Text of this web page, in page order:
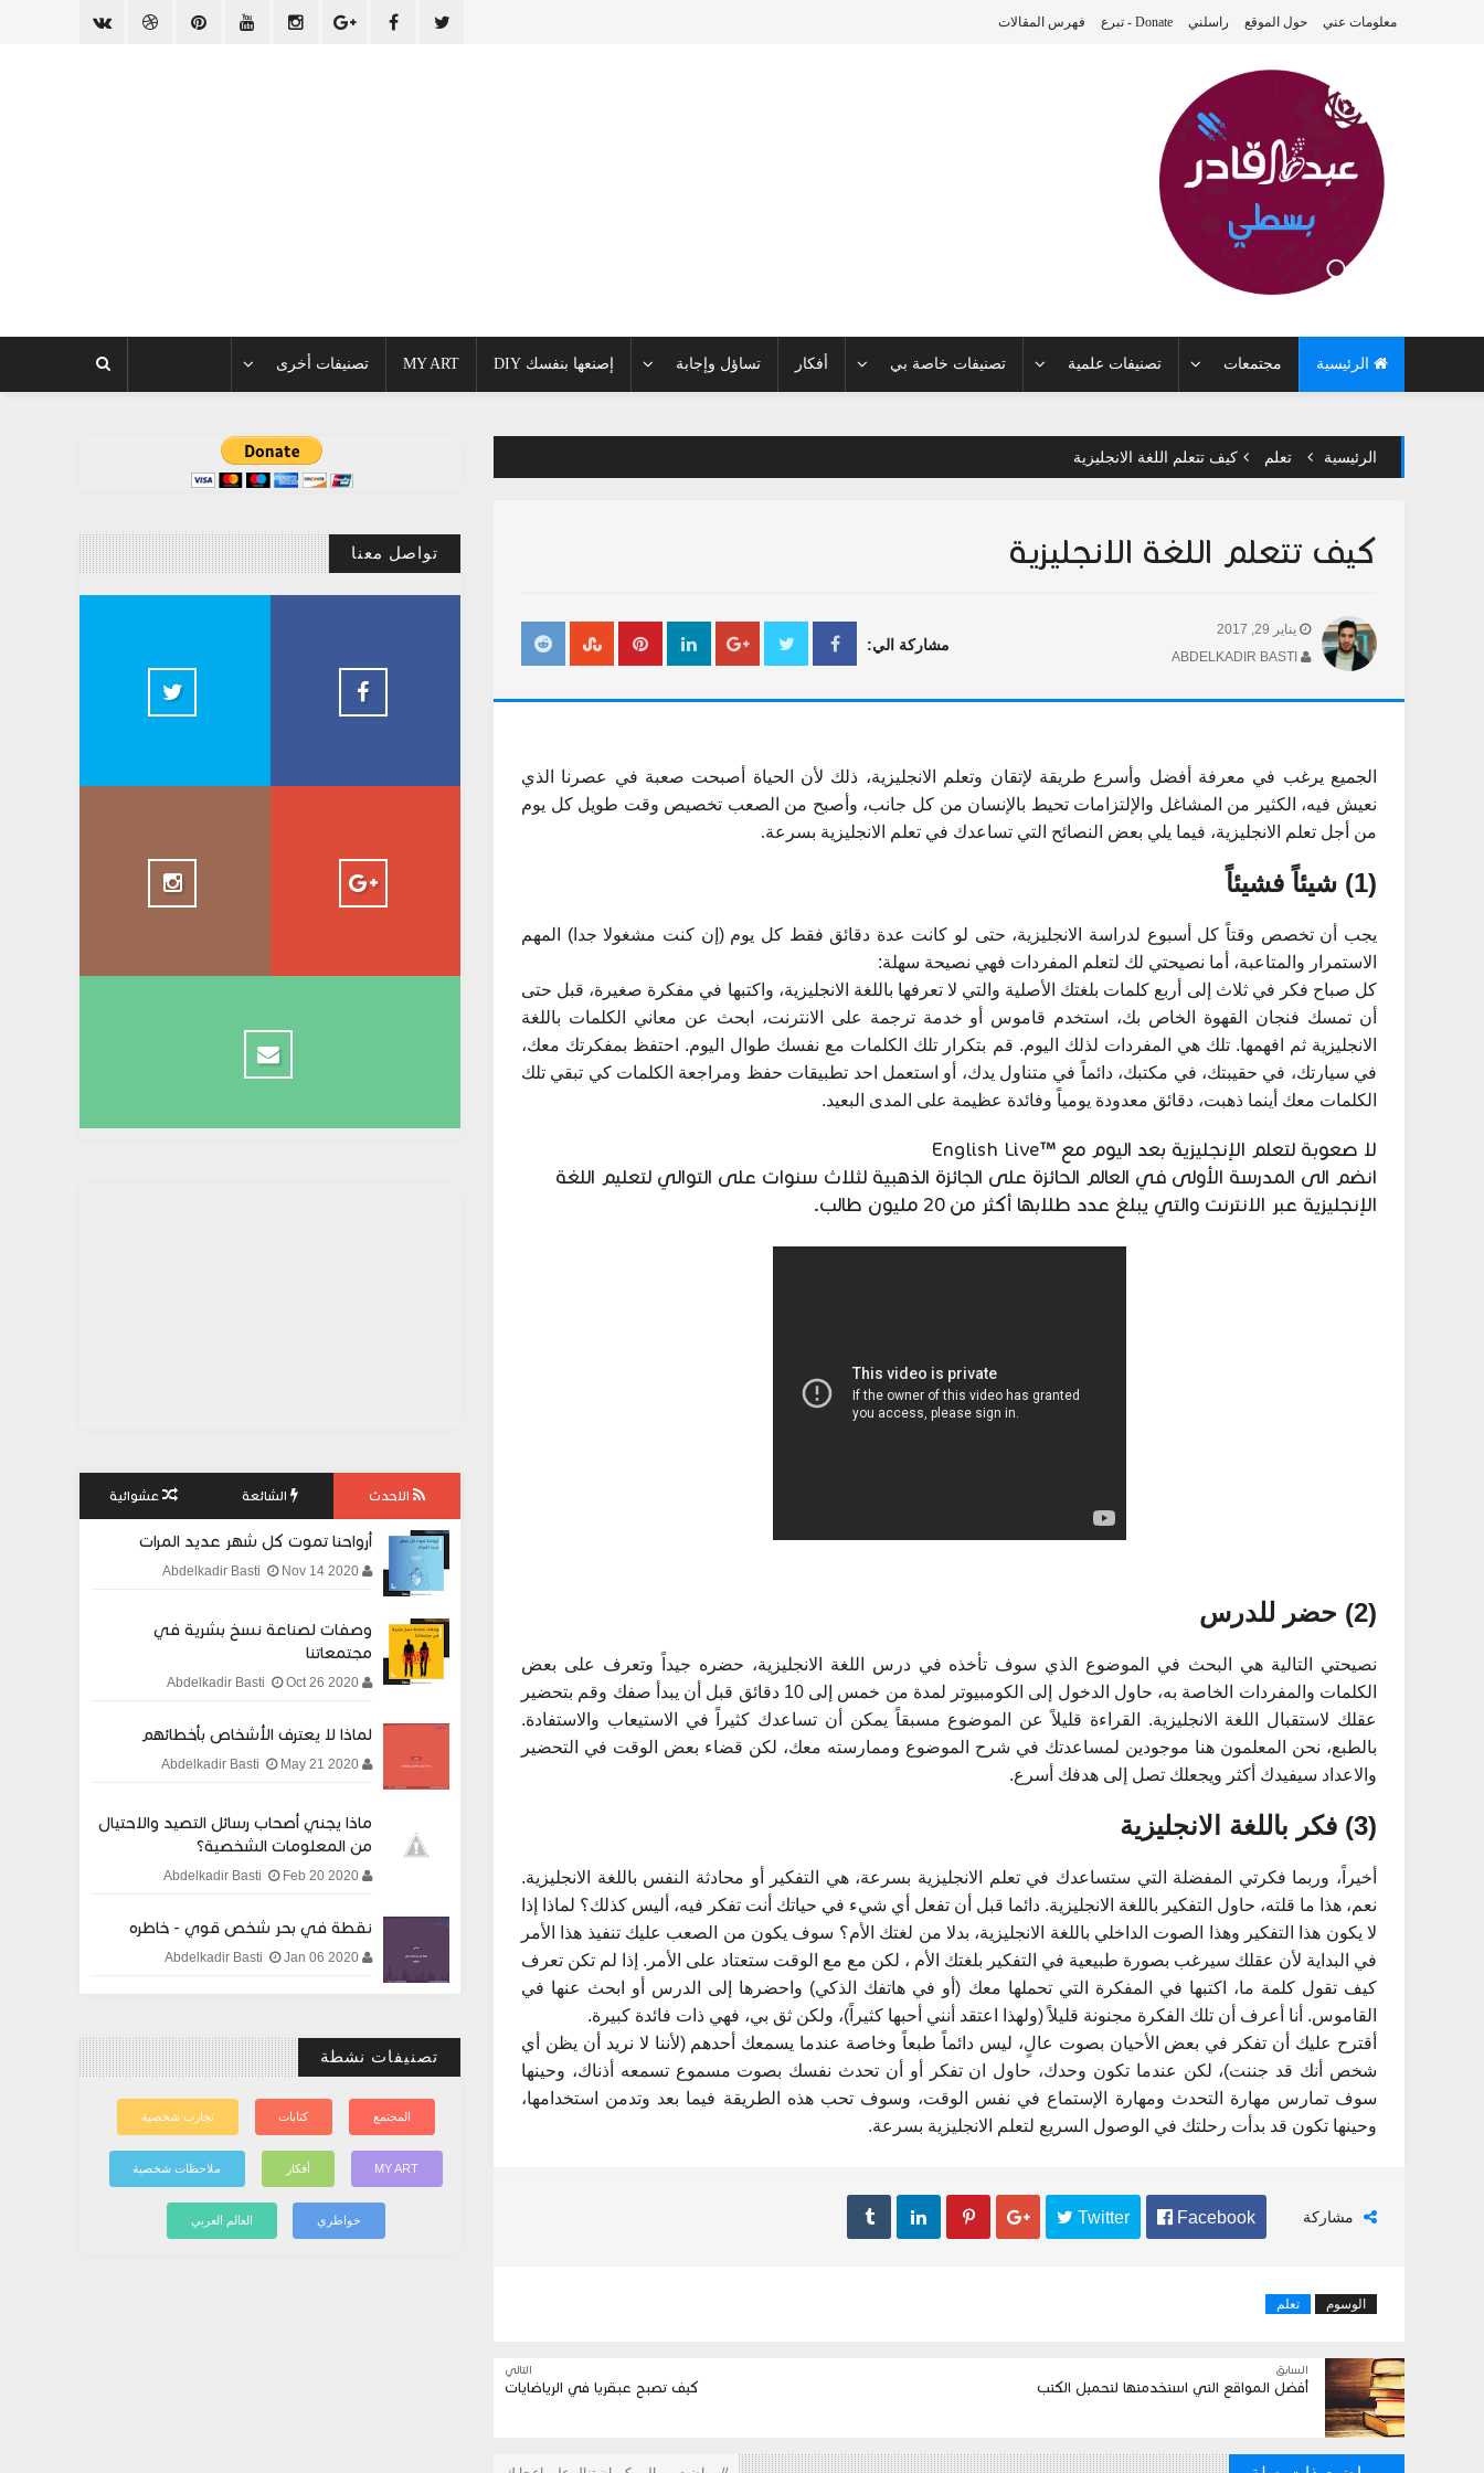
معلومات عني حول الموقع راسلني Donate - تبرع فهرس المقالات
الرئيسية مجتمعات تصنيفات علمية تصنيفات خاصة بي أفكار تساؤل وإجابة إصنعها بنفسك DIY MY ART تصنيفات أخرى
الرئيسية تعلم كيف تتعلم اللغة الانجليزية
كيف تتعلم اللغة الانجليزية
يناير 29, 2017
مشاركة الي:
الجميع يرغب في معرفة أفضل وأسرع طريقة لإتقان وتعلم الانجليزية، ذلك لأن الحياة أصبحت صعبة في عصرنا الذي
نعيش فيه، الكثير من المشاغل والإلتزامات تحيط بالإنسان من كل جانب، وأصبح من الصعب تخصيص وقت طويل كل يوم
من أجل تعلم الانجليزية، فيما يلي بعض النصائح التي تساعدك في تعلم الانجليزية بسرعة.
(1) شيئاً فشيئاً
يجب أن تخصص وقتاً كل أسبوع لدراسة الانجليزية، حتى لو كانت عدة دقائق فقط كل يوم (إن كنت مشغولا جدا) المهم
الاستمرار والمتاعبة، أما نصيحتي لك لتعلم المفردات فهي نصيحة سهلة:
كل صباح فكر في ثلاث إلى أربع كلمات بلغتك الأصلية والتي لا تعرفها باللغة الانجليزية، واكتبها في مفكرة صغيرة، قبل حتى
أن تمسك فنجان القهوة الخاص بك، استخدم قاموس أو خدمة ترجمة على الانترنت، ابحث عن معاني الكلمات باللغة
الانجليزية ثم افهمها. تلك هي المفردات لذلك اليوم. قم بتكرار تلك الكلمات مع نفسك طوال اليوم. احتفظ بمفكرتك معك،
في سيارتك، في حقيبتك، في مكتبك، دائماً في متناول يدك، أو استعمل احد تطبيقات حفظ ومراجعة الكلمات كي تبقي تلك
الكلمات معك أينما ذهبت، دقائق معدودة يومياً وفائدة عظيمة على المدى البعيد.
لا صعوبة لتعلم الإنجليزية بعد اليوم مع ™English Live
انضم الى المدرسة الأولى في العالم الحائزة على الجائزة الذهبية لثلاث سنوات على التوالي لتعليم اللغة
الإنجليزية عبر الانترنت والتي يبلغ عدد طلابها أكثر من 20 مليون طالب.
(2) حضر للدرس
نصيحتي التالية هي البحث في الموضوع الذي سوف تأخذه في درس اللغة الانجليزية، حضره جيداً وتعرف على بعض
الكلمات والمفردات الخاصة به، حاول الدخول إلى الكومبيوتر لمدة من خمس إلى 10 دقائق قبل أن يبدأ صفك وقم بتحضير
عقلك لاستقبال اللغة الانجليزية. القراءة قليلاً عن الموضوع مسبقاً يمكن أن تساعدك كثيراً في الاستيعاب والاستفادة.
بالطبع، نحن المعلمون هنا موجودين لمساعدتك في شرح الموضوع وممارسته معك، لكن قضاء بعض الوقت في التحضير
والاعداد سيفيدك أكثر ويجعلك تصل إلى هدفك أسرع.
(3) فكر باللغة الانجليزية
أخيراً، وربما فكرتي المفضلة التي ستساعدك في تعلم الانجليزية بسرعة، هي التفكير أو محادثة النفس باللغة الانجليزية.
نعم، هذا ما قلته، حاول التفكير باللغة الانجليزية. دائما قبل أن تفعل أي شيء في حياتك أنت تفكر فيه، أليس كذلك؟ لماذا إذا
لا يكون هذا التفكير وهذا الصوت الداخلي باللغة الانجليزية، بدلا من لغتك الأم؟ سوف يكون من الصعب عليك تنفيذ هذا الأمر
في البداية لأن عقلك سيرغب بصورة طبيعية في التفكير بلغتك الأم ، لكن مع مع الوقت ستعتاد على الأمر. إذا لم تكن تعرف
كيف تقول كلمة ما، اكتبها في المفكرة التي تحملها معك (أو في هاتفك الذكي) واحضرها إلى الدرس أو ابحث عنها في
القاموس. أنا أعرف أن تلك الفكرة مجنونة قليلاً (ولهذا اعتقد أنني أحبها كثيراً)، ولكن ثق بي، فهي ذات فائدة كبيرة.
أقترح عليك أن تفكر في بعض الأحيان بصوت عالٍ، ليس دائماً طبعاً وخاصة عندما يسمعك أحدهم (لأننا لا نريد أن يظن أي
شخص أنك قد جننت)، لكن عندما تكون وحدك، حاول ان تفكر أو أن تحدث نفسك بصوت مسموع تسمعه أذناك، وحينها
سوف تمارس مهارة التحدث ومهارة الإستماع في نفس الوقت، وسوف تحب هذه الطريقة فيما بعد وتدمن استخدامها،
وحينها تكون قد بدأت رحلتك في الوصول السريع لتعلم الانجليزية بسرعة.
مشاركة  Facebook
 Twitter




الوسوم تعلم
التالي
كيف تصبح عبقريا في الرياضايات
السابق
أفضل المواقع التي استخدمتها لتحميل الكتب
تواصل معنا
2.5k
1.5k
الاحدث الشائعة عشوائية
أرواحنا تموت كل شهر عديد المرات
Nov 14 2020
وصفات لصناعة نسخ بشرية في
مجتمعاتنا
Oct 26 2020
لماذا لا يعترف الأشخاص بأخطائهم
May 21 2020
ماذا يجني أصحاب رسائل التصيد والاحتيال
من المعلومات الشخصية؟
Feb 20 2020
نقطة في بحر شخص قوي - خاطره
Jan 06 2020
تصنيفات نشطة
المجتمع كتابات تجارب شخصية
MY ART أفكار ملاحظات شخصية
خواطري العالم العربي